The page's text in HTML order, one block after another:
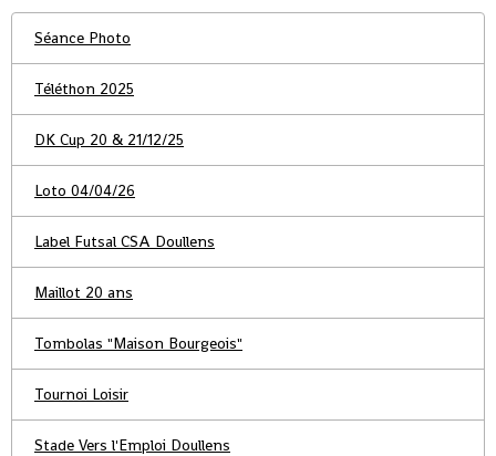
Séance Photo
Téléthon 2025
DK Cup 20 & 21/12/25
Loto 04/04/26
Label Futsal CSA Doullens
Maillot 20 ans
Tombolas "Maison Bourgeois"
Tournoi Loisir
Stade Vers l'Emploi Doullens